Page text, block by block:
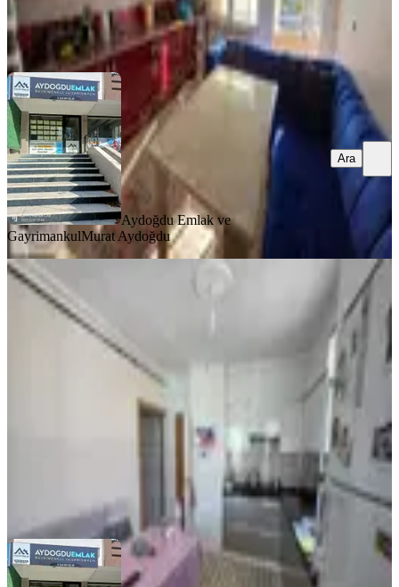
Aydoğdu Emlak ve GayrimankulMurat Aydoğdu
Ara
Aydoğdu Emlak ve
GayrimankulMurat Aydoğdu
Ara
YENİ
Aydoğdu'dan Sülüklü'de 3+1 5.kat
Merkez, Bahçelievler Mahallesi
3+1·140 m²
4.200.000 ₺
Aydoğdu Emlak ve GayrimankulMurat Aydoğdu